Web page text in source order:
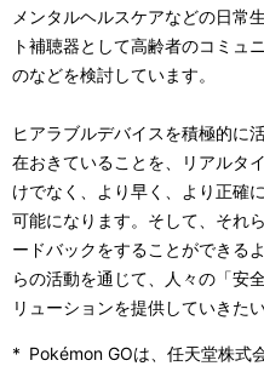
メンタルヘルスケアなどの日常
ト補聴器として高齢者のコミュ
のなどを検討しています。
ヒアラブルデバイスを積極的に
在おきていることを、リアルタ
けでなく、より早く、より正確
可能になります。そして、それ
ードバックをすることができる
らの活動を通じて、人々の「安
リューションを提供していきた
* Pokémon GOは、任天堂株式